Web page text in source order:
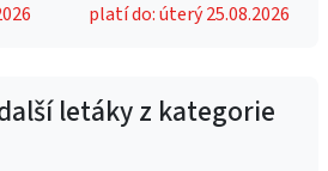
platí do: úterý 25.08.2026
letáky z kategorie